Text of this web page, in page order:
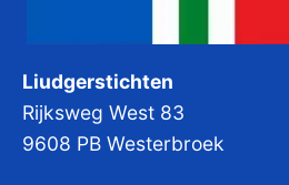
Liudgerstichten
Rijksweg West 83
9608 PB Westerbroek